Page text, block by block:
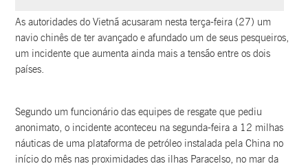
As autoridades do Vietnã acusaram nesta terça-feira (27) um
navio chinês de ter avançado e afundado um de seus pesqueiros,
um incidente que aumenta ainda mais a tensão entre os dois
países.
Segundo um funcionário das equipes de resgate que pediu
anonimato, o incidente aconteceu na segunda-feira a 12 milhas
náuticas de uma plataforma de petróleo instalada pela China no
início do mês nas proximidades das ilhas Paracelso, no mar da